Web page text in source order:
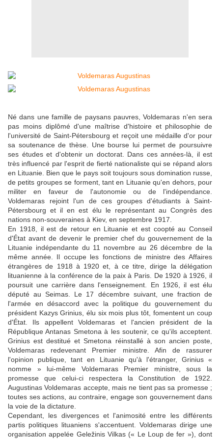
Né dans une famille de paysans pauvres, Voldemaras n'en sera
pas moins diplômé d'une maîtrise d'histoire et philosophie de
l'université de Saint-Pétersbourg et reçoit une médaille d'or pour
sa soutenance de thèse. Une bourse lui permet de poursuivre
ses études et d'obtenir un doctorat. Dans ces années-là, il est
très influencé par l'esprit de fierté nationaliste qui se répand alors
en Lituanie. Bien que le pays soit toujours sous domination russe,
de petits groupes se forment, tant en Lituanie qu'en dehors, pour
militer en faveur de l'autonomie ou de l'indépendance.
Voldemaras rejoint l'un de ces groupes d'étudiants à Saint-
Pétersbourg et il en est élu le représentant au Congrès des
nations non-souveraines à Kiev, en septembre 1917.
En 1918, il est de retour en Lituanie et est coopté au Conseil
d'État avant de devenir le premier chef du gouvernement de la
Lituanie indépendante du 11 novembre au 26 décembre de la
même année. Il occupe les fonctions de ministre des Affaires
étrangères de 1918 à 1920 et, à ce titre, dirige la délégation
lituanienne à la conférence de la paix à Paris. De 1920 à 1926, il
poursuit une carrière dans l'enseignement. En 1926, il est élu
député au Seimas. Le 17 décembre suivant, une fraction de
l'armée en désaccord avec la politique du gouvernement du
président Kazys Grinius, élu six mois plus tôt, fomentent un coup
d'État. Ils appellent Voldemaras et l'ancien président de la
République Antanas Smetona à les soutenir, ce qu'ils acceptent.
Grinius est destitué et Smetona réinstallé à son ancien poste,
Voldemaras redevenant Premier ministre. Afin de rassurer
l'opinion publique, tant en Lituanie qu'à l'étranger, Grinius «
nomme » lui-même Voldemaras Premier ministre, sous la
promesse que celui-ci respectera la Constitution de 1922.
Augustinas Voldemaras accepte, mais ne tient pas sa promesse ;
toutes ses actions, au contraire, engage son gouvernement dans
la voie de la dictature.
Cependant, les divergences et l'animosité entre les différents
partis politiques lituaniens s'accentuent. Voldemaras dirige une
organisation appelée Geležinis Vilkas (« Le Loup de fer »), dont